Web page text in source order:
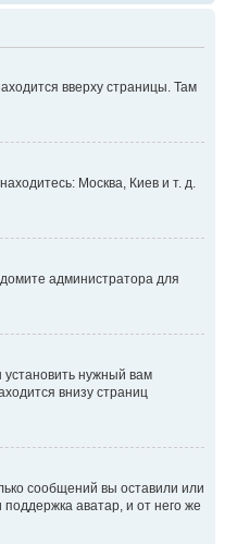
вверху страницы. Там
Москва, Киев и т. д.
администратора для
нужный вам
внизу страниц
сообщений вы оставили или
аватар, и от него же